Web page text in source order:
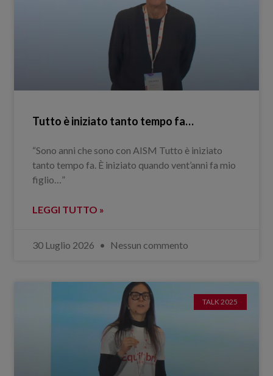
Tutto è iniziato tanto tempo fa…
“Sono anni che sono con AISM Tutto è iniziato
tanto tempo fa. È iniziato quando vent’anni fa mio
figlio…”
LEGGI TUTTO »
30 Luglio 2026 Nessun commento
TALK 2025